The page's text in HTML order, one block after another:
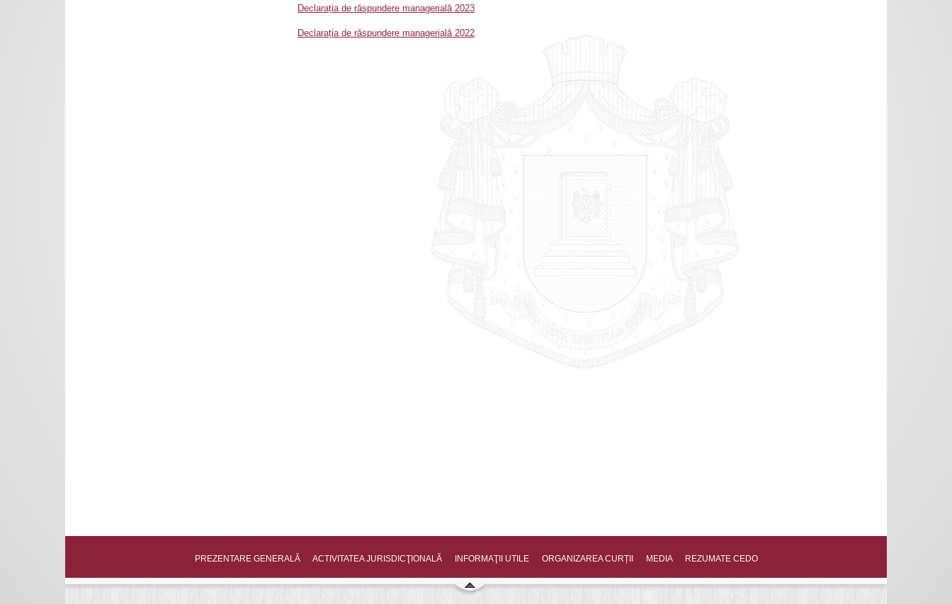
Declarația de răspundere managerială 2023
Declarația de răspundere managerială 2022
PREZENTARE GENERALĂ ACTIVITATEA JURISDICŢIONALĂ INFORMAŢII UTILE ORGANIZAREA CURȚII MEDIA REZUMATE CEDO